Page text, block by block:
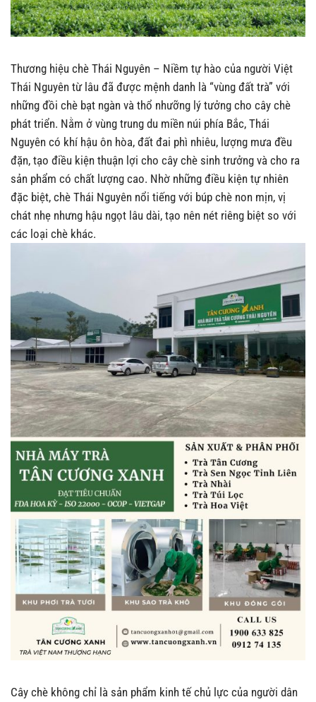
Thương hiệu chè Thái Nguyên – Niềm tự hào của người Việt
Thái Nguyên từ lâu đã được mệnh danh là “vùng đất trà” với
những đồi chè bạt ngàn và thổ nhưỡng lý tưởng cho cây chè
phát triển. Nằm ở vùng trung du miền núi phía Bắc, Thái
Nguyên có khí hậu ôn hòa, đất đai phì nhiêu, lượng mưa đều
đặn, tạo điều kiện thuận lợi cho cây chè sinh trưởng và cho ra
sản phẩm có chất lượng cao. Nhờ những điều kiện tự nhiên
đặc biệt, chè Thái Nguyên nổi tiếng với búp chè non mịn, vị
chát nhẹ nhưng hậu ngọt lâu dài, tạo nên nét riêng biệt so với
các loại chè khác.
Cây chè không chỉ là sản phẩm kinh tế chủ lực của người dân